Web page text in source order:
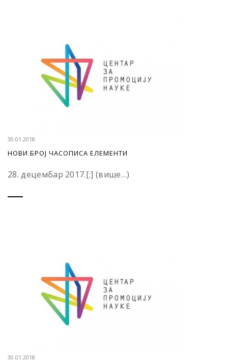
30.01.2018
НОВИ БРОЈ ЧАСОПИСА ЕЛЕМЕНТИ
28. децембар 2017.[:] (више…)
30.01.2018